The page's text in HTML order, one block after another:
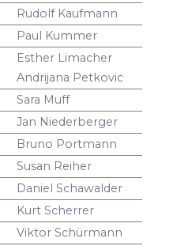
Rudolf Kaufmann
Paul Kummer
Esther Limacher
Andrijana Petkovic
Sara Muff
Jan Niederberger
Bruno Portmann
Susan Reiher
Daniel Schawalder
Kurt Scherrer
Viktor Schürmann